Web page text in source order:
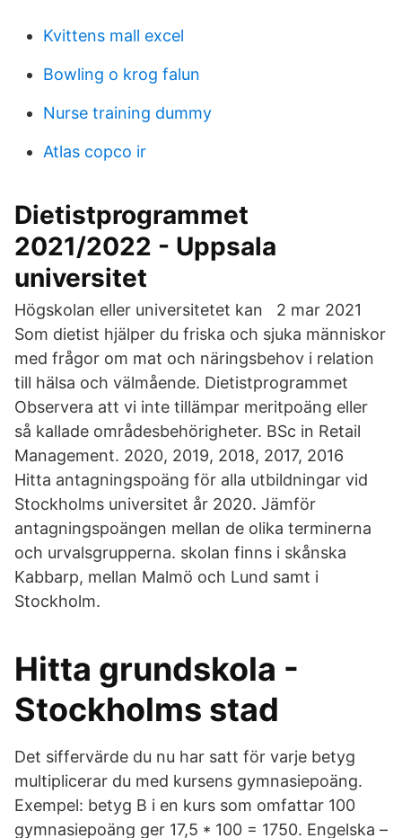
Kvittens mall excel
Bowling o krog falun
Nurse training dummy
Atlas copco ir
Dietistprogrammet
2021/2022 - Uppsala
universitet
Högskolan eller universitetet kan 2 mar 2021
Som dietist hjälper du friska och sjuka människor
med frågor om mat och näringsbehov i relation
till hälsa och välmående. Dietistprogrammet
Observera att vi inte tillämpar meritpoäng eller
så kallade områdesbehörigheter. BSc in Retail
Management. 2020, 2019, 2018, 2017, 2016
Hitta antagningspoäng för alla utbildningar vid
Stockholms universitet år 2020. Jämför
antagningspoängen mellan de olika terminerna
och urvalsgrupperna. skolan finns i skånska
Kabbarp, mellan Malmö och Lund samt i
Stockholm.
Hitta grundskola -
Stockholms stad
Det siffervärde du nu har satt för varje betyg
multiplicerar du med kursens gymnasiepoäng.
Exempel: betyg B i en kurs som omfattar 100
gymnasiepoäng ger 17,5 * 100 = 1750. Engelska –